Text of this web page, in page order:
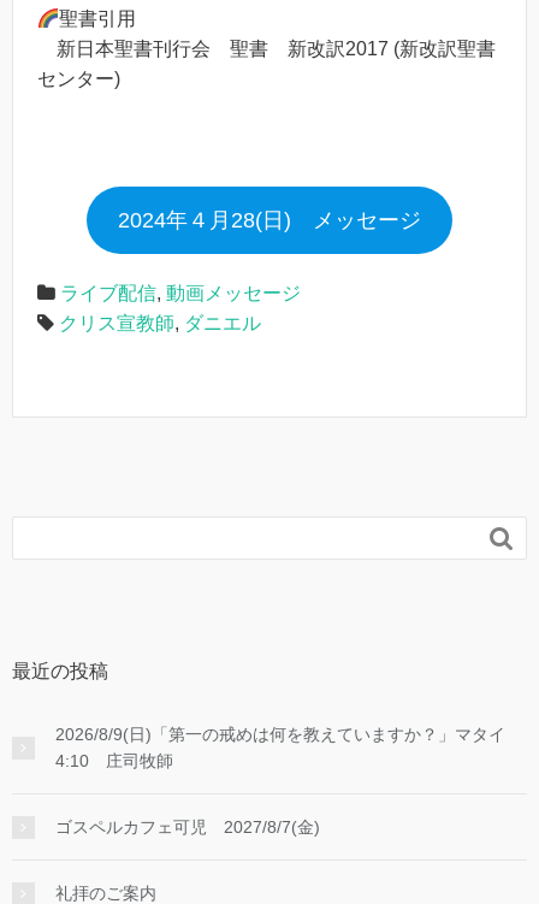
聖書引用
新日本聖書刊行会 聖書 新改訳2017 (新改訳聖書
センター)
2024年４月28(日) メッセージ
ライブ配信, 動画メッセージ
クリス宣教師, ダニエル

最近の投稿
2026/8/9(日)「第一の戒めは何を教えていますか？」マタイ
4:10 庄司牧師
ゴスペルカフェ可児 2027/8/7(金)
礼拝のご案内